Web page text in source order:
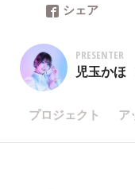
シェア
PRESENTER
児玉かほ
プロジェクト ア